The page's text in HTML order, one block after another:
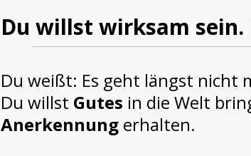
Du willst wirksam
Du weißt: Es geht längst nicht
Du willst Gutes in die Welt
Anerkennung erhalten.